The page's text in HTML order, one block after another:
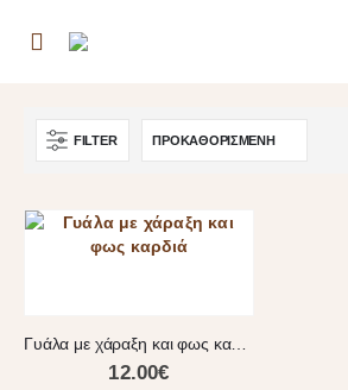
FILTER
Γυάλα με χάραξη και φως καρδιά
12.00€